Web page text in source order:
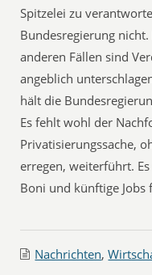
Spitzelei zu
Bundesregierung
anderen Fällen sind
angeblich
hält die
Es fehlt wohl der
Privatisierungssache,
erregen, weiterführt.
Boni und künftige
Nachrichten,